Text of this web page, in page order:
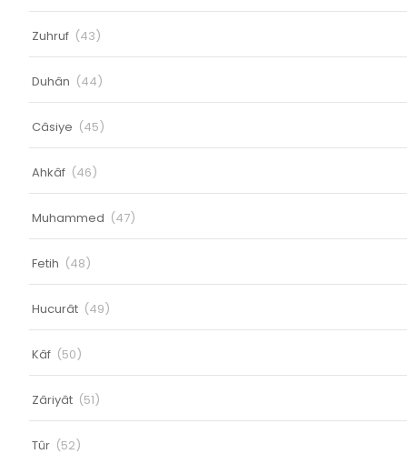
Zuhruf (43)
Duhân (44)
Câsiye (45)
Ahkâf (46)
Muhammed (47)
Fetih (48)
Hucurât (49)
Kâf (50)
Zâriyât (51)
Tûr (52)